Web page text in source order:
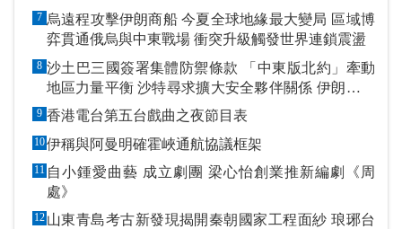
7 烏遠程攻擊伊朗商船 今夏全球地緣最大變局 區域博
弈貫通俄烏與中東戰場 衝突升級觸發世界連鎖震盪
8 沙土巴三國簽署集體防禦條款 「中東版北約」牽動
地區力量平衡 沙特尋求擴大安全夥伴關係 伊朗潑冷
水促改變政策
9 香港電台第五台戲曲之夜節目表
10伊稱與阿曼明確霍峽通航協議框架
11 自小鍾愛曲藝 成立劇團 梁心怡創業推新編劇《周
處》
12 山東青島考古新發現揭開秦朝國家工程面紗 琅琊台